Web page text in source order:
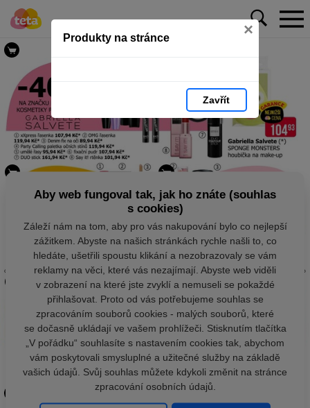
Produkty na stránce ×
Zavřít
Aby web fungoval tak, jak ho znáte (souhlas
s cookies)
Záleží nám na tom, aby pro vás nakupování bylo co nejlepší
zážitkem. Abyste na našich stránkách rychle našli to, co
hledáte, ušetřili spoustu klikání a nezobrazovaly se vám
reklamy na věci, které vás nezajímají. Abyste web viděli
v zobrazení na které jste zvyklí a nemuseli se pokaždé
přihlašovat. Proto od vás potřebujeme souhlas se
zpracováním souborů cookies - malých souborů, které
se dočasně ukládají ve vašem prohlížeči. Stisknutím tlačítka
„V pořádku“ souhlasíte s nastavením cookies tak, abychom
vám poskytovali smysluplné a užitečné služby na základě
vašich údajů. Svůj souhlas můžete kdykoli změnit na stránce
zpracování osobních údajů.